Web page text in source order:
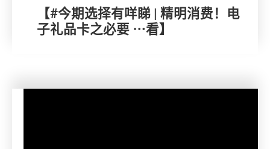
【#今期选择有咩睇 | 精明消费！电
子礼品卡之必要 ⋯看】